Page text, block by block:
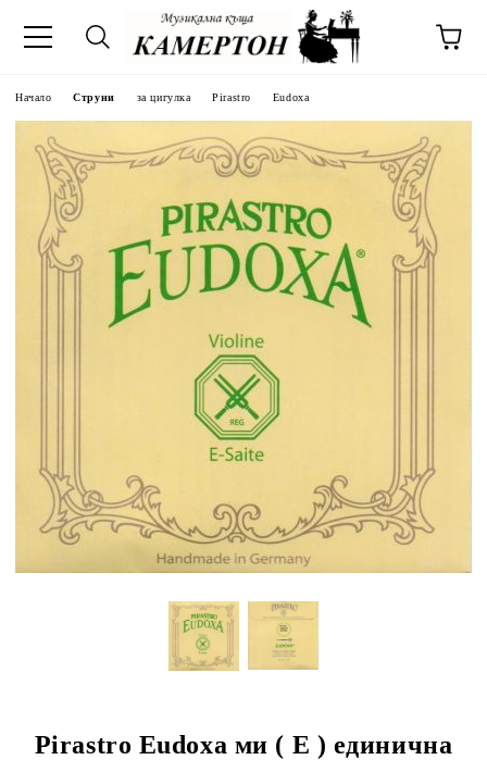
Начало Струни за цигулка Pirastro Eudoxa
Pirastro Eudoxa ми ( E ) единична